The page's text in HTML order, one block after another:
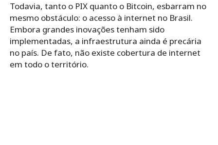
Todavia, tanto o PIX quanto o Bitcoin, esbarram no
mesmo obstáculo: o acesso à internet no Brasil.
Embora grandes inovações tenham sido
implementadas, a infraestrutura ainda é precária
no país. De fato, não existe cobertura de internet
em todo o território.